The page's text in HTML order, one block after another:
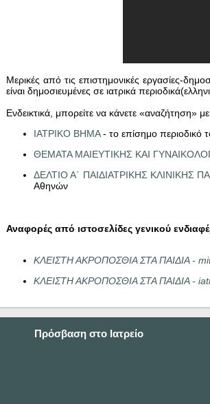
Μερικές από τις επιστημονικές εργασίες-
είναι δημοσιευμένες σε ιατρικά
Ενδεικτικά, μπορείτε να κάνετε «αναζήτηση»
ΙΑΤΡΙΚΟ ΒΗΜΑ- το επίσημο περιοδικό
ΘΕΜΑΤΑ ΜΑΙΕΥΤΙΚΗΣ ΚΑΙ
ΔΕΛΤΙΟ Α΄ ΠΑΙΔΙΑΤΡΙΚΗΣ ΚΛΙΝΙΚΗΣ
Αθηνών
Αναφορές από ιστοσελίδες γενικού
ΚΛΕΙΣΤΗ ΑΚΡΟΠΟΣΘΙΑ ΣΤΑ ΠΑΙΔΙΑ -
ΚΛΕΙΣΤΗ ΑΚΡΟΠΟΣΘΙΑ ΣΤΑ ΠΑΙΔΙΑ -
Πρόσβαση στο Ιατρείο